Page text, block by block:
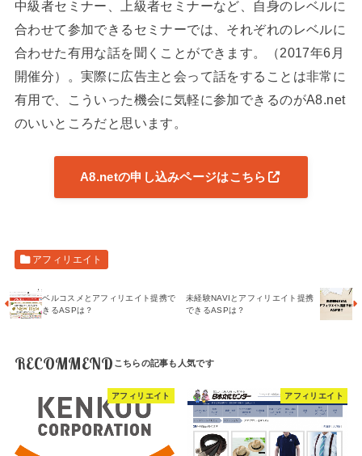
中級者セミナー、上級者セミナーなど、自身のレベルに
合わせて参加できるセミナーでは、それぞれのレベルに
合わせた有用な話を聞くことができます。（2017年6月
開催分）。実際に広告主と会って話をすることは非常に
有用で、こういった機会に気軽に参加できるのがA8.net
のいいところだと思います。
A8.netの申し込みページはこちら
アフィリエイト
ベルコスメとアフィリエイト提携で
きるASPは？
未経験NAVIとアフィリエイト提携
できるASPは？
RECOMMEND
アフィリエイト アフィリエイト